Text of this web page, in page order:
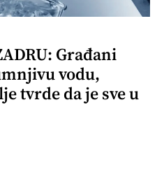
Građani
vodu,
tvrde da je sve u